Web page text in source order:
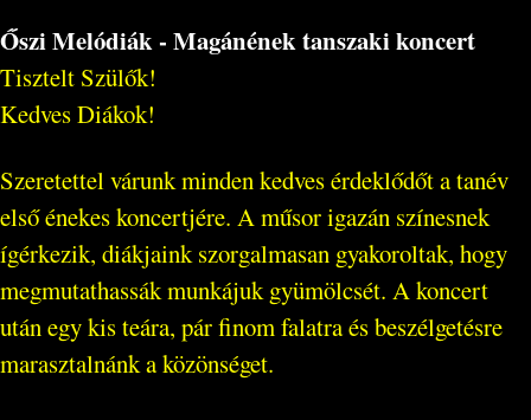
Őszi Melódiák - Magánének tanszaki koncert
Tisztelt Szülők!
Kedves Diákok!
Szeretettel várunk minden kedves érdeklődőt a tanév
első énekes koncertjére. A műsor igazán színesnek
ígérkezik, diákjaink szorgalmasan gyakoroltak, hogy
megmutathassák munkájuk gyümölcsét. A koncert
után egy kis teára, pár finom falatra és beszélgetésre
marasztalnánk a közönséget.